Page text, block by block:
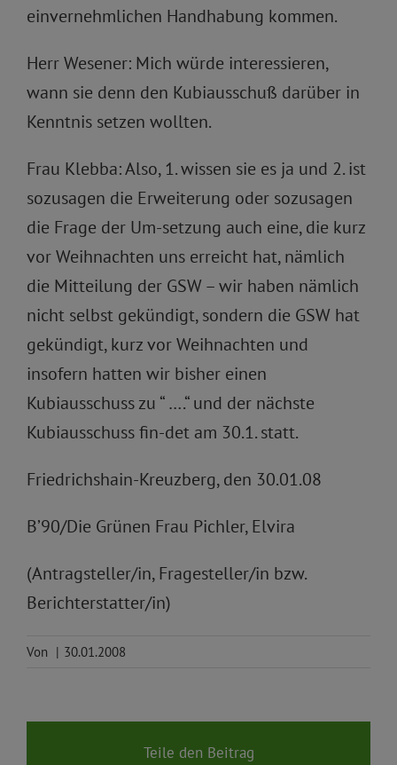
einvernehmlichen Handhabung kommen.
Herr Wesener: Mich würde interessieren,
wann sie denn den Kubiausschuß darüber in
Kenntnis setzen wollten.
Frau Klebba: Also, 1. wissen sie es ja und 2. ist
sozusagen die Erweiterung oder sozusagen
die Frage der Um-setzung auch eine, die kurz
vor Weihnachten uns erreicht hat, nämlich
die Mitteilung der GSW – wir haben nämlich
nicht selbst gekündigt, sondern die GSW hat
gekündigt, kurz vor Weihnachten und
insofern hatten wir bisher einen
Kubiausschuss zu “ ….“ und der nächste
Kubiausschuss fin-det am 30.1. statt.
Friedrichshain-Kreuzberg, den 30.01.08
B’90/Die Grünen Frau Pichler, Elvira
(Antragsteller/in, Fragesteller/in bzw.
Berichterstatter/in)
Von | 30.01.2008
Teile den Beitrag